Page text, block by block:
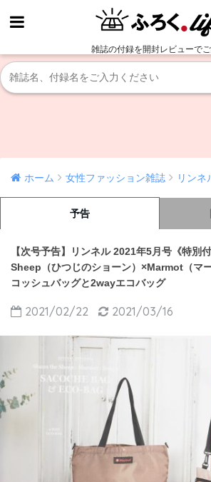
雑誌の付録を開封レビューで
ホーム 女性ファッション雑誌 リンネ
予告
【次号予告】リンネル 2021年5月号《特別
Sheep（ひつじのショーン）×Marmot（マ
コッシュバッグと2wayエコバッグ
2021/02/22 2021/03/16